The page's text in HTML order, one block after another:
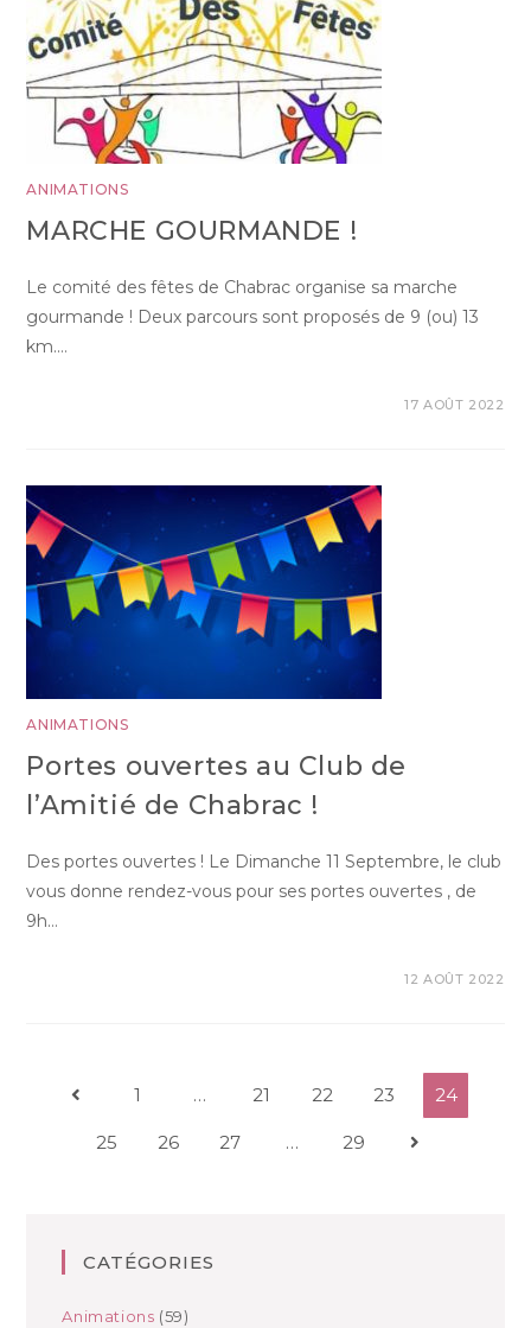
ANIMATIONS
MARCHE GOURMANDE !
Le comité des fêtes de Chabrac organise sa marche
gourmande ! Deux parcours sont proposés de 9 (ou) 13
km.…
17 AOÛT 2022
ANIMATIONS
Portes ouvertes au Club de
l’Amitié de Chabrac !
Des portes ouvertes ! Le Dimanche 11 Septembre, le club
vous donne rendez-vous pour ses portes ouvertes , de
9h…
12 AOÛT 2022
1 … 21 22 23 24
25 26 27 … 29
CATÉGORIES
Animations (59)